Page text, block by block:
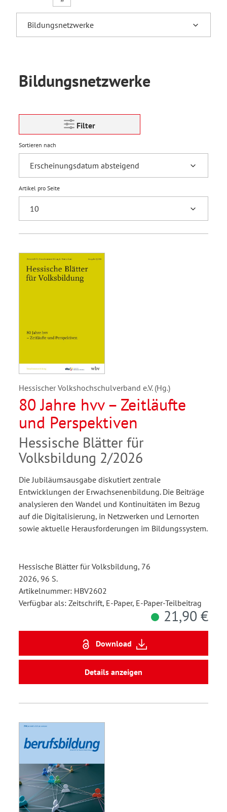
Bildungsnetzwerke
Filter
Sortieren nach
Artikel pro Seite
Hessischer Volkshochschulverband e.V. (Hg.)
80 Jahre hvv – Zeitläufte
und Perspektiven
Hessische Blätter für
Volksbildung 2/2026
Die Jubiläumsausgabe diskutiert zentrale
Entwicklungen der Erwachsenenbildung. Die Beiträge
analysieren den Wandel und Kontinuitäten im Bezug
auf die Digitalisierung, in Netzwerken und Lernorten
sowie aktuelle Herausforderungen im Bildungssystem.
Hessische Blätter für Volksbildung, 76
2026, 96 S.
Artikelnummer: HBV2602
Verfügbar als: Zeitschrift, E-Paper, E-Paper-Teilbeitrag
21,90 €
Download
Details anzeigen